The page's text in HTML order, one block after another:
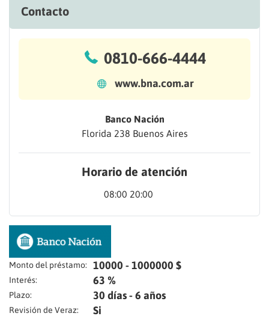
Contacto
0810-666-4444
www.bna.com.ar
Banco Nación
Florida 238 Buenos Aires
Horario de atención
08:00 20:00
Monto del préstamo: 10000 - 1000000 $
Interés: 63 %
Plazo: 30 días - 6 años
Revisión de Veraz: Si